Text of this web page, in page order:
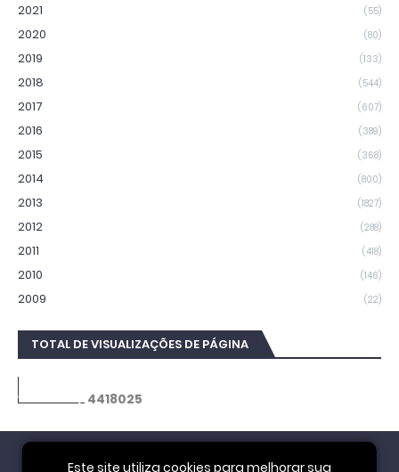
2021 (55)
2020 (80)
2019 (133)
2018 (544)
2017 (607)
2016 (389)
2015 (368)
2014 (800)
2013 (1827)
2012 (288)
2011 (418)
2010 (146)
2009 (22)
TOTAL DE VISUALIZAÇÕES DE PÁGINA
4418025
Este site utiliza cookies para melhorar sua